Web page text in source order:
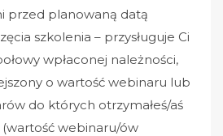
przed planowaną datą
szkolenia – przysługuje Ci
wpłaconej należności,
o wartość webinaru lub
do których otrzymałeś/aś
webinaru/ów